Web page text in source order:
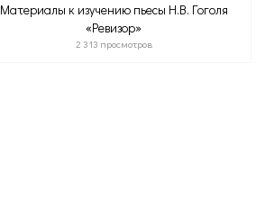
Материалы к изучению пьесы Н.В. Гоголя
«Ревизор»
2 313 просмотров